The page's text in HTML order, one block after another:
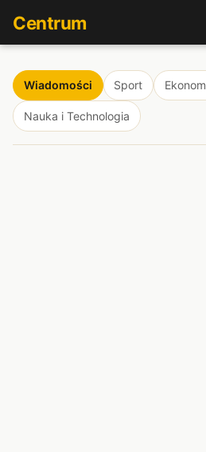
Centrum
Wiadomości Sport
Nauka i Technologia